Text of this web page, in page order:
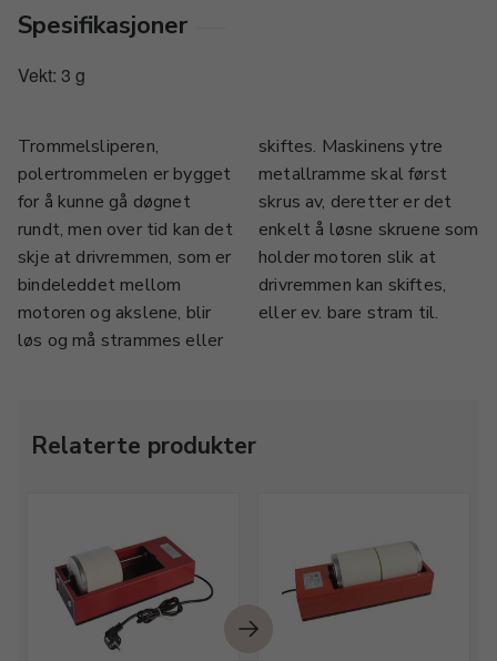
Spesifikasjoner
Vekt: 3 g
Trommelsliperen,
polertrommelen er bygget
for å kunne gå døgnet
rundt, men over tid kan det
skje at drivremmen, som er
bindeleddet mellom
motoren og akslene, blir
løs og må strammes eller
skiftes. Maskinens ytre
metallramme skal først
skrus av, deretter er det
enkelt å løsne skruene som
holder motoren slik at
drivremmen kan skiftes,
eller ev. bare stram til.
Relaterte produkter